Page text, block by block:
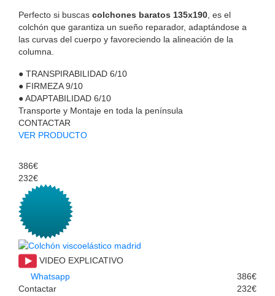
Perfecto si buscas colchones baratos 135x190 , es el
colchón que garantiza un sueño reparador, adaptándose a
las curvas del cuerpo y favoreciendo la alineación de la
columna.
● TRANSPIRABILIDAD 6/10
● FIRMEZA 9/10
●ADAPTABILIDAD 6/10
Transporte y Montaje en toda la península
CONTACTAR
VER PRODUCTO
386€
232€
VIDEO EXPLICATIVO
Whatsapp
Contactar
386€
232€